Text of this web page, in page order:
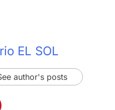
EL SOL
author's posts